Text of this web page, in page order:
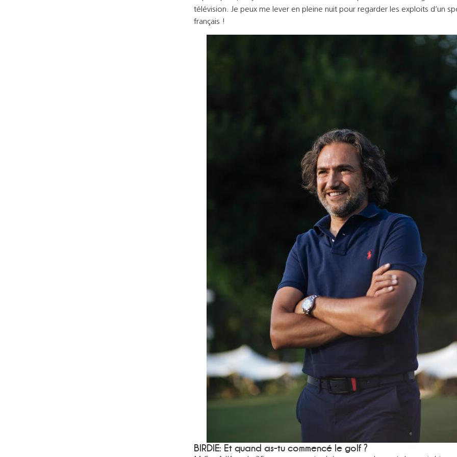
télévision. Je peux me lever en pleine nuit pour regarder les exploits d’un
français !
BIRDIE: Et quand as-tu commencé le golf ?